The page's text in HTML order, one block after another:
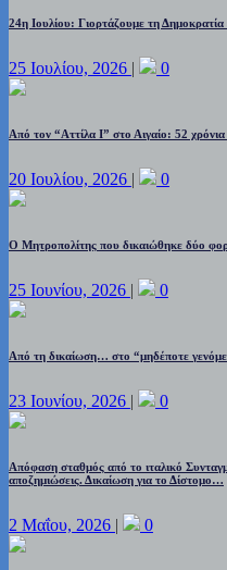
24η Ιουλίου: Γιορτάζουμε τη
25 Ιουλίου, 2026 | 0
Από τον “Αττίλα Ι” στο Αιγαίο: 52
20 Ιουλίου, 2026 | 0
Ο Μητροπολίτης που δικαιώθηκε δύο
25 Ιουνίου, 2026 | 0
Από τη δικαίωση… στο “μηδέποτε
23 Ιουνίου, 2026 | 0
Απόφαση σταθμός από το ιταλικό
αποζημιώσεις. Δικαίωση για το Δίστομο…
2 Μαΐου, 2026 | 0